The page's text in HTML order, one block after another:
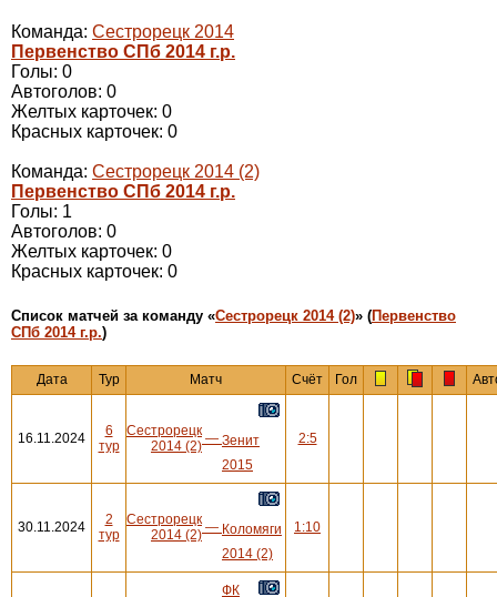
Команда: Сестрорецк 2014
Первенство СПб 2014 г.р.
Голы: 0
Автоголов: 0
Желтых карточек: 0
Красных карточек: 0
Команда: Сестрорецк 2014 (2)
Первенство СПб 2014 г.р.
Голы: 1
Автоголов: 0
Желтых карточек: 0
Красных карточек: 0
Cписок матчей за команду «Сестрорецк 2014 (2)» (Первенство
СПб 2014 г.р.)
Дата Тур Матч Счёт Гол
16.11.2024
6
тур
Сестрорецк
2014 (2) — Зенит
2015
2:5
30.11.2024
2
тур
Сестрорецк
2014 (2) — Коломяги
2014 (2)
1:10
ФК